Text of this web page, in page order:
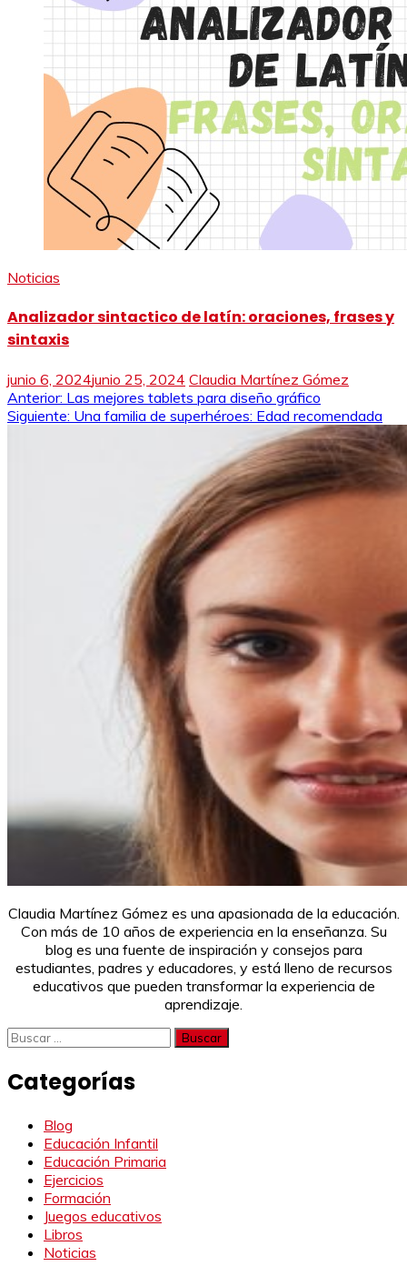
Noticias
Analizador sintactico de latín: oraciones, frases y
sintaxis
junio 6, 2024junio 25, 2024 Claudia Martínez Gómez
Navegación
Anterior: Las mejores tablets para diseño gráfico
Siguiente: Una familia de superhéroes: Edad recomendada
Claudia Martínez Gómez es una apasionada de la educación.
Con más de 10 años de experiencia en la enseñanza. Su
blog es una fuente de inspiración y consejos para
estudiantes, padres y educadores, y está lleno de recursos
educativos que pueden transformar la experiencia de
aprendizaje.
Buscar:
Categorías
Blog
Educación Infantil
Educación Primaria
Ejercicios
Formación
Juegos educativos
Libros
Noticias